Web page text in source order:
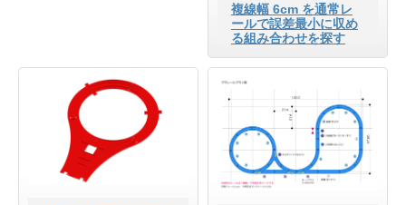
複線幅 6cm を通常レ
ールで誤差最小に収め
る組み合わせを探す